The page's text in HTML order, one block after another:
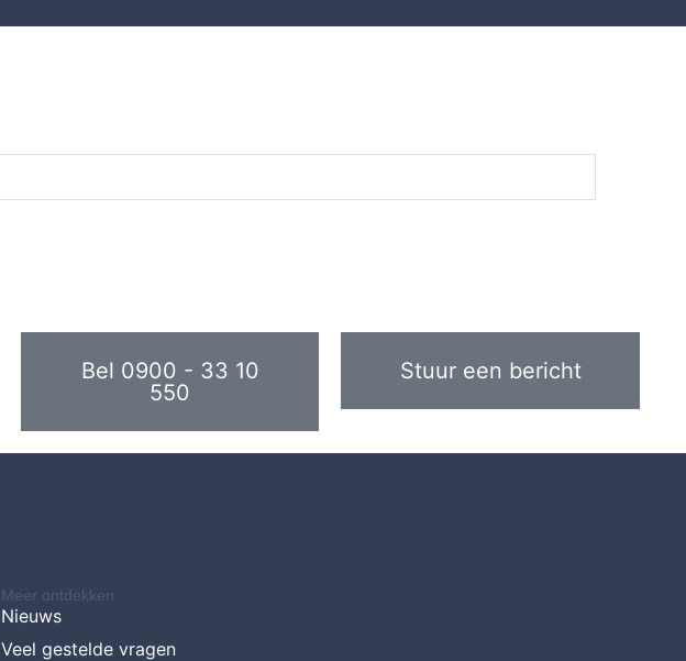
Bel 0900 - 33 10
550
Stuur een bericht
Meer ontdekken
Nieuws
Veel gestelde vragen